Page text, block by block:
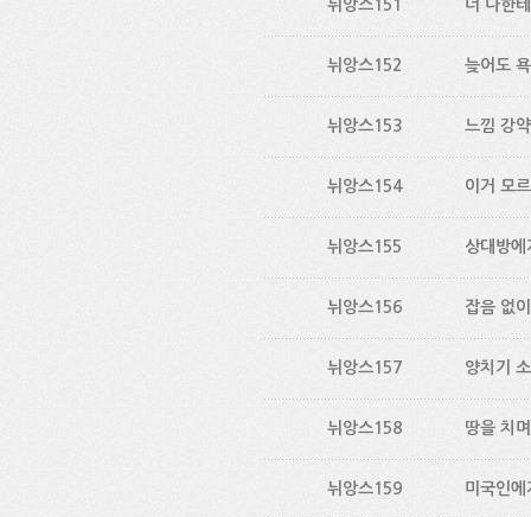
뉘앙스151 너 나한
뉘앙스152 늦어도
뉘앙스153 느낌 강
뉘앙스154 이거 모
뉘앙스155 상대방
뉘앙스156 잡음 없
뉘앙스157 양치기
뉘앙스158 땅을 치
뉘앙스159 미국인